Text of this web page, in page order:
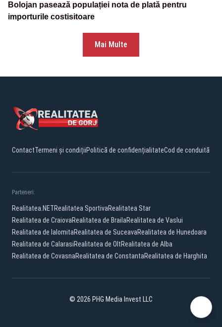
Bolojan pasează populației nota de plată pentru
importurile costisitoare
Mai Multe
ContactTermeni și condițiiPolitică de confidențialitateCod de conduită
Parteneri:
Realitatea.NETRealitatea SportivaRealitatea Star
Realitatea de CraiovaRealitatea de BrailaRealitatea de Vaslui
Realitatea de IalomitaRealitatea de SuceavaRealitatea de Hunedoara
Realitatea de CalarasiRealitatea de OltRealitatea de Alba
Realitatea de CovasnaRealitatea de ConstantaRealitatea de Harghita
© 2026 PHG Media Invest LLC